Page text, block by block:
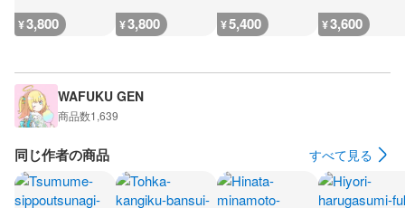
¥3,800 ¥3,800 ¥5,400 ¥3,600
WAFUKU GEN
商品数1,639
同じ作者の商品 すべて見る